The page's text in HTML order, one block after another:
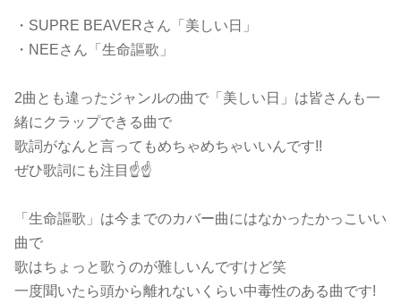
・SUPRE BEAVERさん「美しい日」
・NEEさん「生命謳歌」
2曲とも違ったジャンルの曲で「美しい日」は皆さんも一
緒にクラップできる曲で
歌詞がなんと言ってもめちゃめちゃいいんです!!
ぜひ歌詞にも注目☝️☝️
「生命謳歌」は今までのカバー曲にはなかったかっこいい
曲で
歌はちょっと歌うのが難しいんですけど笑
一度聞いたら頭から離れないくらい中毒性のある曲です!